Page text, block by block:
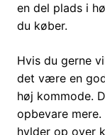
en del plads i
du køber.
Hvis du gerne
det være en
høj kommode.
opbevare
hylder op over